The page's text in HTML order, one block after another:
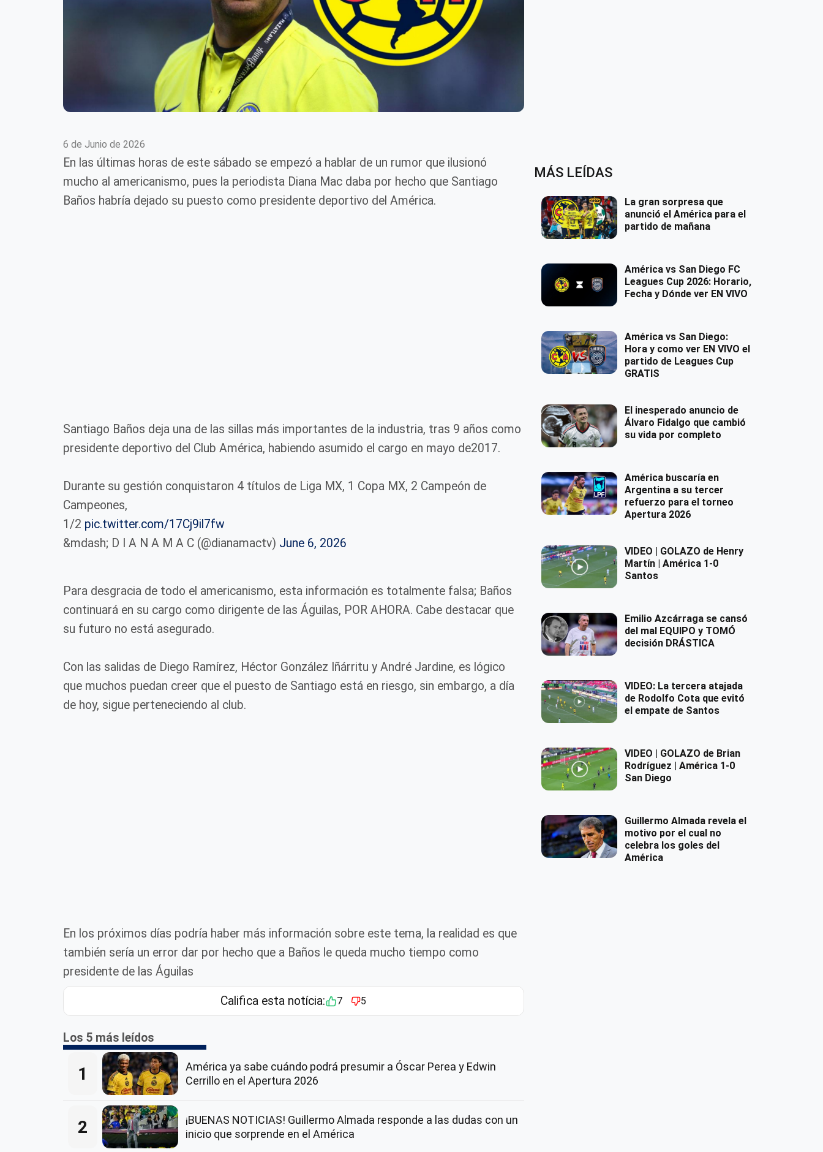
6 de Junio de 2026
En las últimas horas de este sábado se empezó a hablar de un rumor que ilusionó
mucho al americanismo, pues la periodista Diana Mac daba por hecho que Santiago
Baños habría dejado su puesto como presidente deportivo del América.
Santiago Baños deja una de las sillas más importantes de la industria, tras 9 años como
presidente deportivo del Club América, habiendo asumido el cargo en mayo de2017.
Durante su gestión conquistaron 4 títulos de Liga MX, 1 Copa MX, 2 Campeón de
Campeones,
1/2 pic.twitter.com/17Cj9il7fw
&mdash; D I A N A M A C (@dianamactv) June 6, 2026
Para desgracia de todo el americanismo, esta información es totalmente falsa; Baños
continuará en su cargo como dirigente de las Águilas, POR AHORA. Cabe destacar que
su futuro no está asegurado.
Con las salidas de Diego Ramírez, Héctor González Iñárritu y André Jardine, es lógico
que muchos puedan creer que el puesto de Santiago está en riesgo, sin embargo, a día
de hoy, sigue perteneciendo al club.
En los próximos días podría haber más información sobre este tema, la realidad es que
también sería un error dar por hecho que a Baños le queda mucho tiempo como
presidente de las Águilas
Califica esta notícia: 7 5
Los 5 más leídos
1
América ya sabe cuándo podrá presumir a Óscar Perea y Edwin
Cerrillo en el Apertura 2026
2
¡BUENAS NOTICIAS! Guillermo Almada responde a las dudas con un
inicio que sorprende en el América
MÁS LEÍDAS
La gran sorpresa que
anunció el América para el
partido de mañana
América vs San Diego FC
Leagues Cup 2026: Horario,
Fecha y Dónde ver EN VIVO
América vs San Diego:
Hora y como ver EN VIVO el
partido de Leagues Cup
GRATIS
El inesperado anuncio de
Álvaro Fidalgo que cambió
su vida por completo
América buscaría en
Argentina a su tercer
refuerzo para el torneo
Apertura 2026
VIDEO | GOLAZO de Henry
Martín | América 1-0
Santos
Emilio Azcárraga se cansó
del mal EQUIPO y TOMÓ
decisión DRÁSTICA
VIDEO: La tercera atajada
de Rodolfo Cota que evitó
el empate de Santos
VIDEO | GOLAZO de Brian
Rodríguez | América 1-0
San Diego
Guillermo Almada revela el
motivo por el cual no
celebra los goles del
América